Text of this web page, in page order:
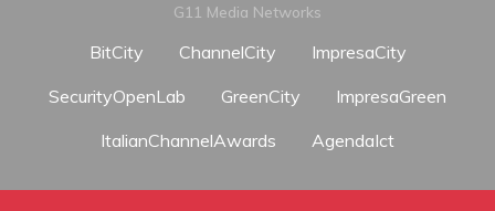
G11 Media Networks
BitCity ChannelCity
ImpresaCity
SecurityOpenLab
GreenCity
ImpresaGreen
ItalianChannelAwards
AgendaIct